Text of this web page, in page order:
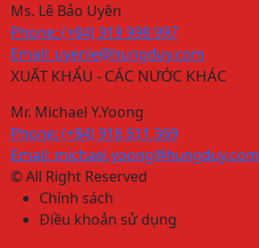
Ms. Lê Bảo Uyên
Phone: (+84) 919 998 997
Email: uyenle@hungduy.com
XUẤT KHẨU - CÁC NƯỚC KHÁC
Mr. Michael Y.Yoong
Phone: (+84) 916 611 369
Email: michael.yoong@hungduy.com
© All Right Reserved
Chính sách
Điều khoản sử dụng